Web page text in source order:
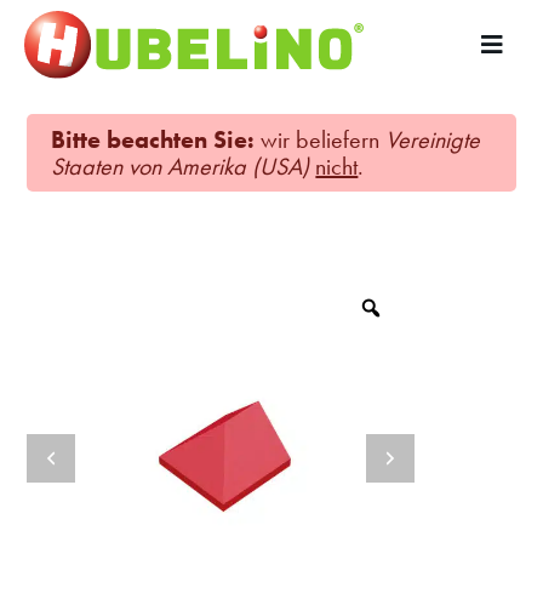
Bitte beachten Sie: wir beliefern Vereinigte
Staaten von Amerika (USA) nicht.